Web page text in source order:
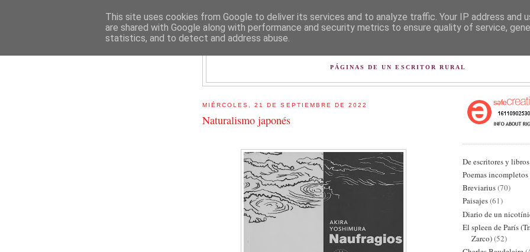
PÁGINAS DE UN ESCRITOR RURAL
MIÉRCOLES, 21 DE SEPTIEMBRE DE 2022
Naturalismo japonés
De escritores y libros
Poemas incompletos
Breviarius(70)
Paisajes(61)
Diario de un
El spleen de París
Zarco)(52)
This site uses cookies from Google to deliver its services and to analyze traffic. Your IP address and
are shared with Google along with performance and security metrics to ensure quality of service,
statistics, and to detect and address abuse.